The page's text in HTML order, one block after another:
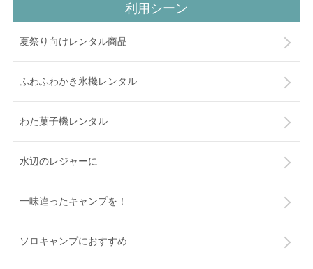
利用シーン
夏祭り向けレンタル商品
ふわふわかき氷機レンタル
わた菓子機レンタル
水辺のレジャーに
一味違ったキャンプを！
ソロキャンプにおすすめ